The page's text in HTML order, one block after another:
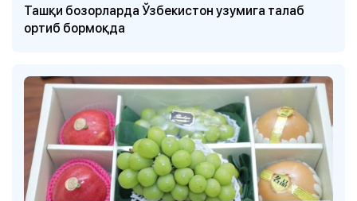
Ташқи бозорларда Ўзбекистон узумига талаб
ортиб бормоқда